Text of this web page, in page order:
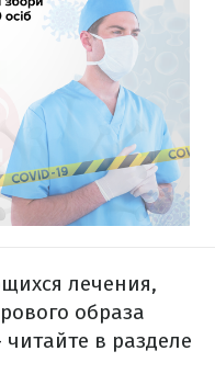
лечения,
образа
в разделе